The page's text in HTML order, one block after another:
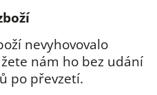
nevyhovovalo
nám ho bez udání
po převzetí.